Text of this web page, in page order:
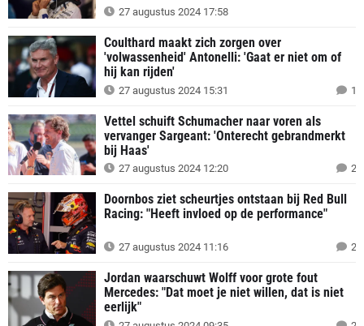
27 augustus 2024 17:58
Coulthard maakt zich zorgen over
'volwassenheid' Antonelli: 'Gaat er niet om of
hij kan rijden'
27 augustus 2024 15:31 1
Vettel schuift Schumacher naar voren als
vervanger Sargeant: 'Onterecht gebrandmerkt
bij Haas'
27 augustus 2024 12:20 2
Doornbos ziet scheurtjes ontstaan bij Red Bull
Racing: "Heeft invloed op de performance"
27 augustus 2024 11:16 2
Jordan waarschuwt Wolff voor grote fout
Mercedes: "Dat moet je niet willen, dat is niet
eerlijk"